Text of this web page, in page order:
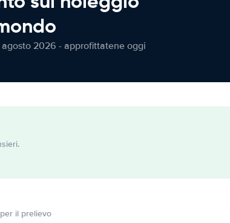
2026 - approfittatene oggi
il prelievo